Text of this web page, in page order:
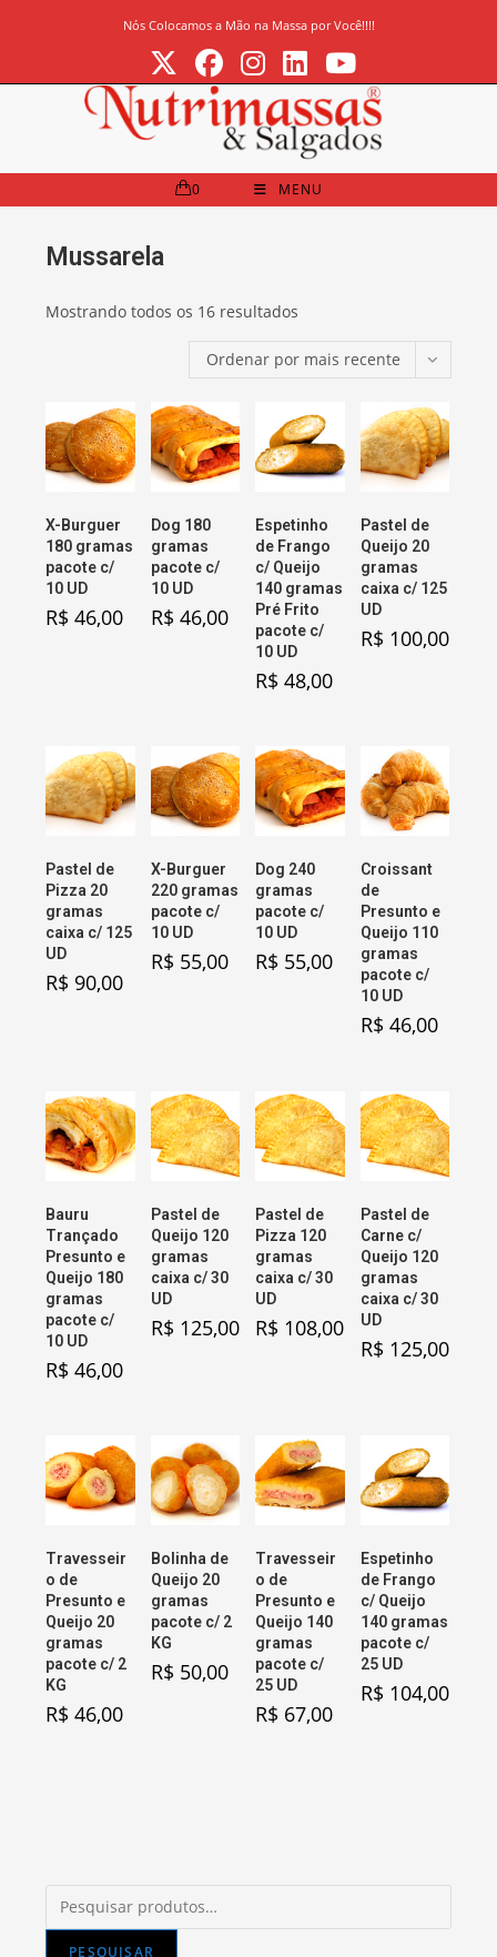
Nós Colocamos a Mão na Massa por Você!!!!
0 MENU
Mussarela
Mostrando todos os 16 resultados
por
mais
Ordenar por mais recente
X-Burguer
180 gramas
pacote c/
10 UD
R$ 46,00
Dog 180
gramas
pacote c/
10 UD
R$ 46,00
Espetinho
de Frango
c/ Queijo
140 gramas
Pré Frito
pacote c/
10 UD
R$ 48,00
Pastel de
Queijo 20
gramas
caixa c/ 125
UD
R$ 100,00
Pastel de
Pizza 20
gramas
caixa c/ 125
UD
R$ 90,00
X-Burguer
220 gramas
pacote c/
10 UD
R$ 55,00
Dog 240
gramas
pacote c/
10 UD
R$ 55,00
Croissant
de
Presunto e
Queijo 110
gramas
pacote c/
10 UD
R$ 46,00
Bauru
Trançado
Presunto e
Queijo 180
gramas
pacote c/
10 UD
R$ 46,00
Pastel de
Queijo 120
gramas
caixa c/ 30
UD
R$ 125,00
Pastel de
Pizza 120
gramas
caixa c/ 30
UD
R$ 108,00
Pastel de
Carne c/
Queijo 120
gramas
caixa c/ 30
UD
R$ 125,00
Travesseir
o de
Presunto e
Queijo 20
gramas
pacote c/ 2
KG
R$ 46,00
Bolinha de
Queijo 20
gramas
pacote c/ 2
KG
R$ 50,00
Travesseir
o de
Presunto e
Queijo 140
gramas
pacote c/
25 UD
R$ 67,00
Espetinho
de Frango
c/ Queijo
140 gramas
pacote c/
25 UD
R$ 104,00
Pesquisar
por:
PESQUISAR